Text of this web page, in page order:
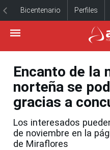
Bicentenario Perfiles
Encanto de la
norteña se
gracias a
Los interesados
de noviembre en la
de Miraflores